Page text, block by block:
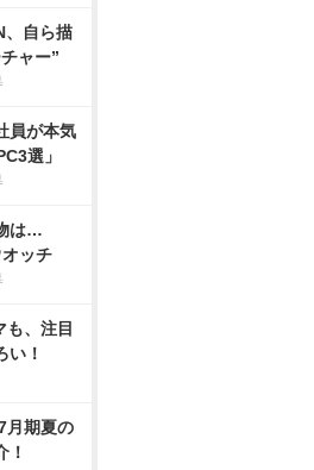
自ら描
ャー”
員が本気
選」
は…
オッチ
も、注目
い！
月期夏の
！